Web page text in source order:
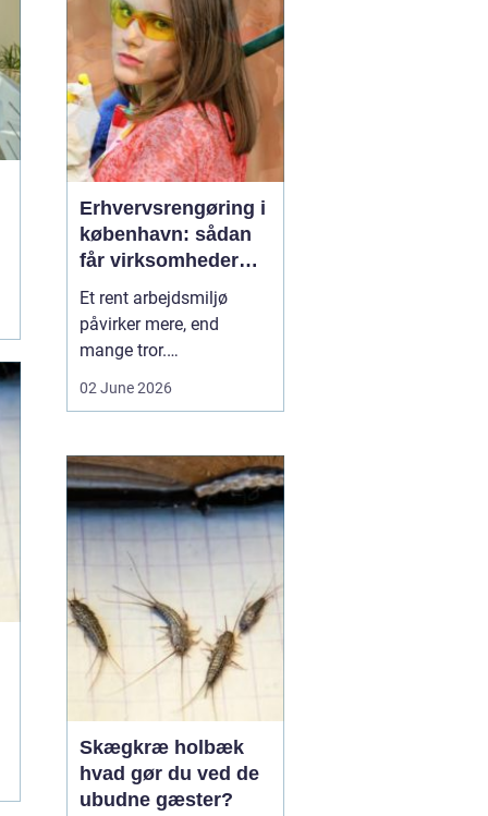
Erhvervsrengøring i
københavn: sådan
får virksomheder
mere ud af
hverdagen
Et rent arbejdsmiljø
påvirker mere, end
mange tror.
virksomhedens
omdømme hænger tæt
sammen med, hvordan
kontorer, fællesarealer
og ejendomme bliver
holdt. Når vi taler om
erhvervsrengøring købe...
02 June 2026
Skægkræ holbæk
hvad gør du ved de
ubudne gæster?